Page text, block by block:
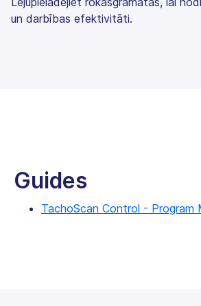
un darbības efektivitāti.
Guides
TachoScan Control - Program